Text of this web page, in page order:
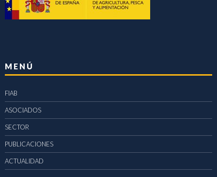
MENÚ
FIAB
ASOCIADOS
SECTOR
PUBLICACIONES
ACTUALIDAD